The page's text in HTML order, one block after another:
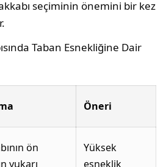
seçiminin önemini bir kez
Taban Esnekliğine Dair
Öneri
ön
yukarı
Yüksek
esneklik